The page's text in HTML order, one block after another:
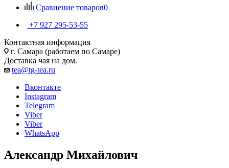
Сравнение товаров0
+7 927 295-53-55
Контактная информация
г. Самара (работаем по Самаре)
Доставка чая на дом.
tea@tg-tea.ru
Вконтакте
Instagram
Telegram
Viber
Viber
WhatsApp
Александр Михайлович